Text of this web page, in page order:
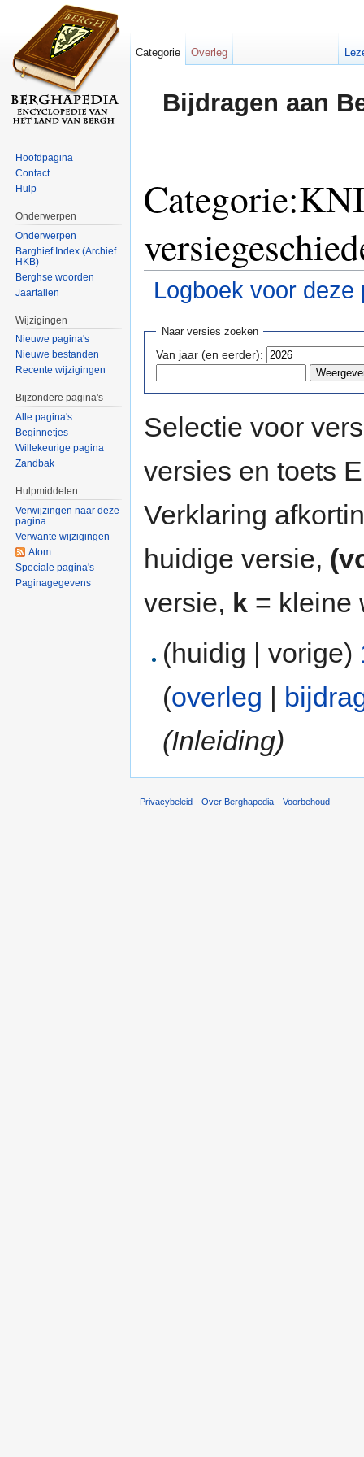
Bijdragen aan
Logboek voor deze
Naar versies zoeken
Van jaar (en eerder):
Selectie voor
versies en toets
Verklaring
huidige versie,
versie, k = kleine
(huidig | vorige)
(overleg |
(Inleiding)
Categorie Overleg
Hoofdpagina
Contact
Hulp
Onderwerpen
Onderwerpen
Barghief Index (Archief
HKB)
Berghse woorden
Jaartallen
Wijzigingen
Nieuwe pagina's
Nieuwe bestanden
Recente wijzigingen
Bijzondere pagina's
Alle pagina's
Beginnetjes
Willekeurige pagina
Zandbak
Hulpmiddelen
Verwijzingen naar deze
pagina
Verwante wijzigingen
Atom
Speciale pagina's
Paginagegevens
Privacybeleid Over Berghapedia Voorbehoud